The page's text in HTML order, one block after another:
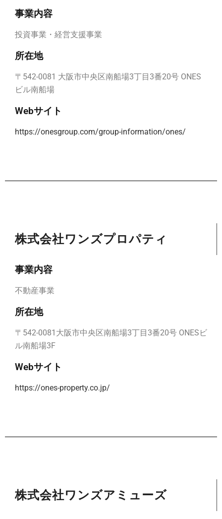
事業内容
投資事業・経営支援事業
所在地
〒542-0081 大阪市中央区南船場3丁目3番20号 ONES
ビル南船場
Webサイト
https://onesgroup.com/group-information/ones/
株式会社ワンズプロパティ
事業内容
不動産事業
所在地
〒542-0081大阪市中央区南船場3丁目3番20号 ONESビ
ル南船場3F
Webサイト
https://ones-property.co.jp/
株式会社ワンズアミューズ